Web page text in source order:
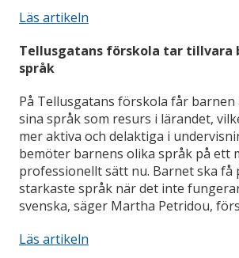
Läs artikeln
Tellusgatans förskola tar tillvara
språk
På Tellusgatans förskola får barnen
sina språk som resurs i lärandet,
mer aktiva och delaktiga i
bemöter barnens olika språk på ett
professionellt sätt nu. Barnet ska få
starkaste språk när det inte
svenska, säger Martha Petridou,
Läs artikeln